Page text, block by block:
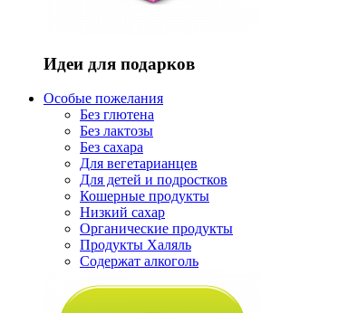
Идеи для подарков
Особые пожелания
Без глютена
Без лактозы
Без сахара
Для вегетарианцев
Для детей и подростков
Кошерные продукты
Низкий сахар
Органические продукты
Продукты Халяль
Содержат алкоголь